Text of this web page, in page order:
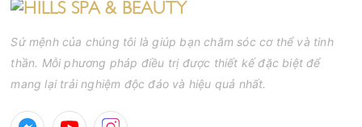
đạt tiêu chuẩn cần đáp ứng những yêu cầu nào?
Sứ mệnh của chúng tôi là giúp bạn chăm sóc cơ thể và tinh
thần. Mỗi phương pháp điều trị được thiết kế đặc biệt để
mang lại trải nghiệm độc đáo và hiệu quả nhất.